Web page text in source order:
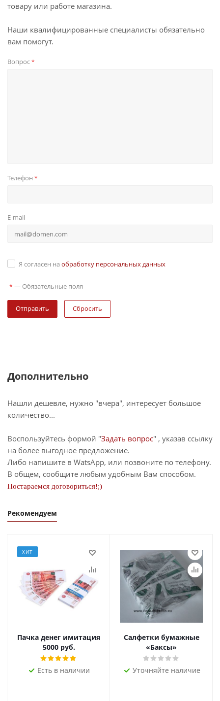
товару или работе магазина.
Наши квалифицированные специалисты обязательно
вам помогут.
Вопрос*
Телефон *
E-mail
Я согласен на обработку персональных данных
* — Обязательные поля
Сбросить
Дополнительно
Нашли дешевле, нужно "вчера", интересует большое
количество...
Воспользуйтесь формой "Задать вопрос" , указав ссылку
на более выгодное предложение.
Либо напишите в WatsApp, или позвоните по телефону.
В общем, сообщите любым удобным Вам способом.
Постараемся договориться!;)
Рекомендуем
ХИТ
Пачка денег имитация
5000 руб.
Есть в наличии
Салфетки бумажные
«Баксы»
Уточняйте наличие